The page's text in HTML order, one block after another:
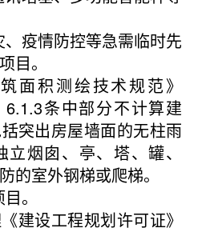
疫情防控等急需临时先
目。
积测绘技术规范》
6.1.3条中部分不计算建
突出房屋墙面的无柱雨
烟囱、亭、塔、罐、
的室外钢梯或爬梯。
。
设工程规划许可证》